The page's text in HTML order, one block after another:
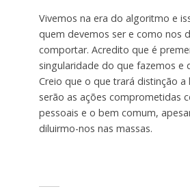
Vivemos na era do algoritmo e
quem devemos ser e como nos
comportar. Acredito que é
singularidade do que fazemos e
Creio que o que trará distinção a
serão as ações comprometidas
pessoais e o bem comum,
diluirmo-nos nas massas.